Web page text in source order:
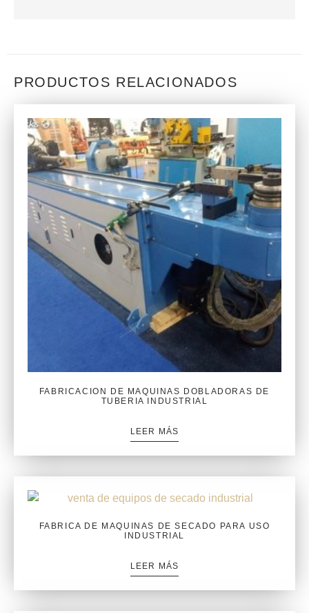
PRODUCTOS RELACIONADOS
FABRICACION DE MAQUINAS DOBLADORAS DE
TUBERIA INDUSTRIAL
LEER MÁS
FABRICA DE MAQUINAS DE SECADO PARA USO
INDUSTRIAL
LEER MÁS